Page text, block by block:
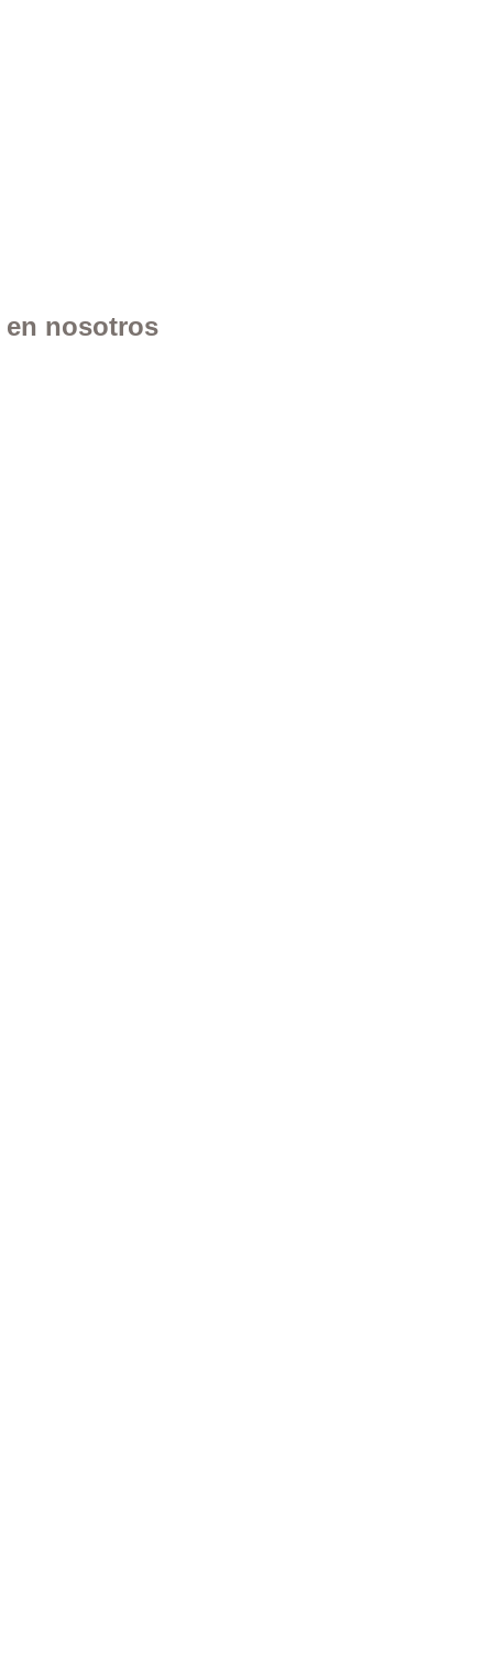
en nosotros